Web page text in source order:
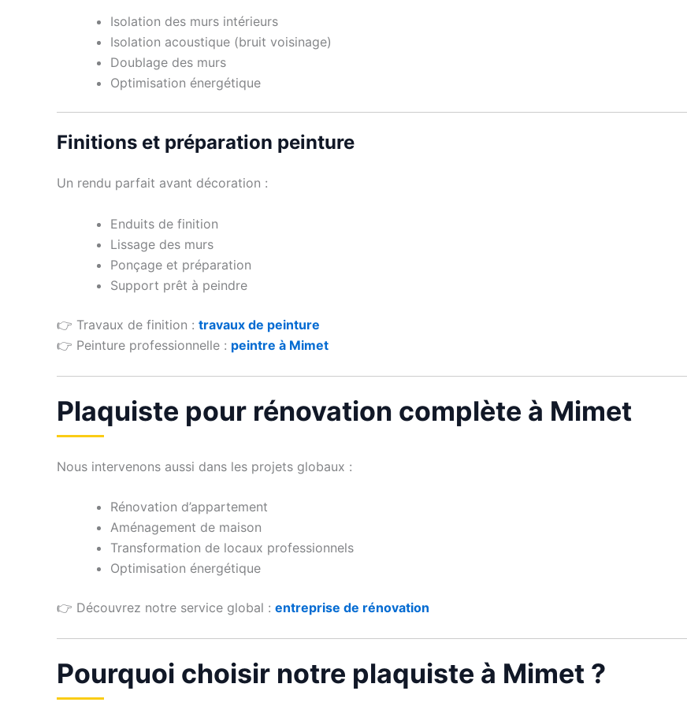
Isolation des murs intérieurs
Isolation acoustique (bruit voisinage)
Doublage des murs
Optimisation énergétique
Finitions et préparation peinture
Un rendu parfait avant décoration :
Enduits de finition
Lissage des murs
Ponçage et préparation
Support prêt à peindre
👉 Travaux de finition : travaux de peinture
👉 Peinture professionnelle : peintre à Mimet
Plaquiste pour rénovation complète à Mimet
Nous intervenons aussi dans les projets globaux :
Rénovation d’appartement
Aménagement de maison
Transformation de locaux professionnels
Optimisation énergétique
👉 Découvrez notre service global : entreprise de rénovation
Pourquoi choisir notre plaquiste à Mimet ?